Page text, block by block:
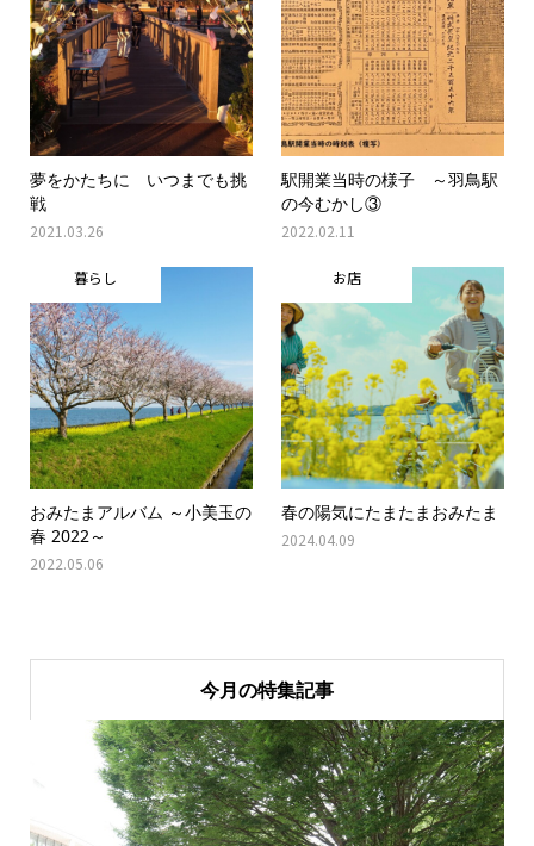
夢をかたちに いつまでも挑
戦
2021.03.26
駅開業当時の様子 ～羽鳥駅
の今むかし③
2022.02.11
暮らし
おみたまアルバム ～小美玉の
春 2022～
2022.05.06
お店
春の陽気にたまたまおみたま
2024.04.09
今月の特集記事